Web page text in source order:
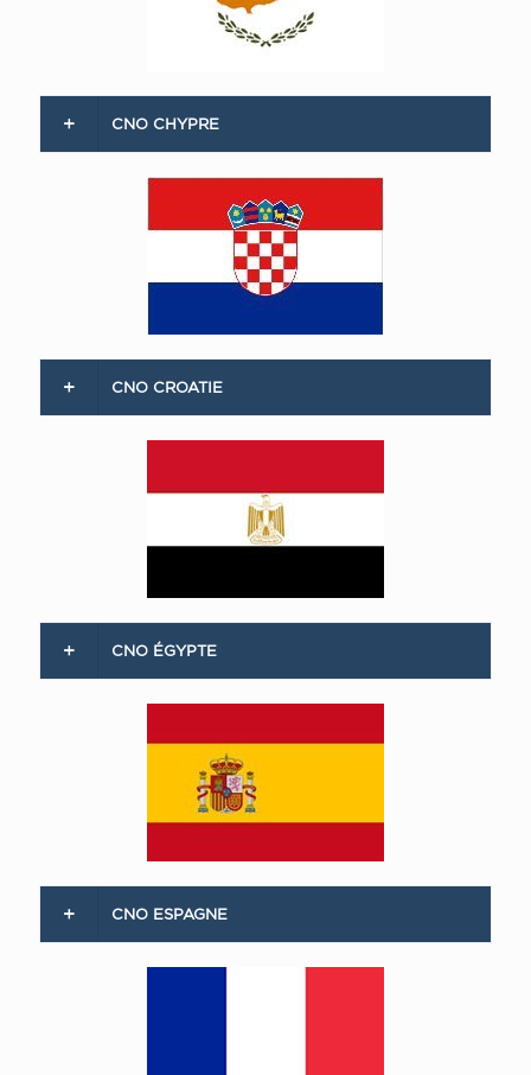
CNO CHYPRE
CNO CROATIE
CNO ÉGYPTE
CNO ESPAGNE